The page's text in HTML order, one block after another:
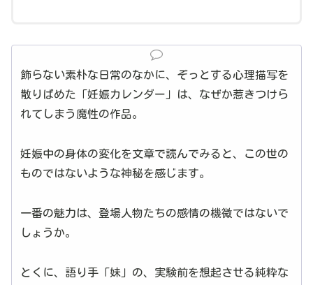
飾らない素朴な日常のなかに、ぞっとする心理描写を
散りばめた「妊娠カレンダー」は、なぜか惹きつけら
れてしまう魔性の作品。
妊娠中の身体の変化を文章で読んでみると、この世の
ものではないような神秘を感じます。
一番の魅力は、登場人物たちの感情の機微ではないで
しょうか。
とくに、語り手「妹」の、実験前を想起させる純粋な